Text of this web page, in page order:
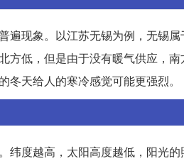
遍现象。以江苏无锡为例，无锡
低，但是由于没有暖气供应，
天给人的寒冷感觉可能更强烈。
纬度越高，太阳高度越低，阳光